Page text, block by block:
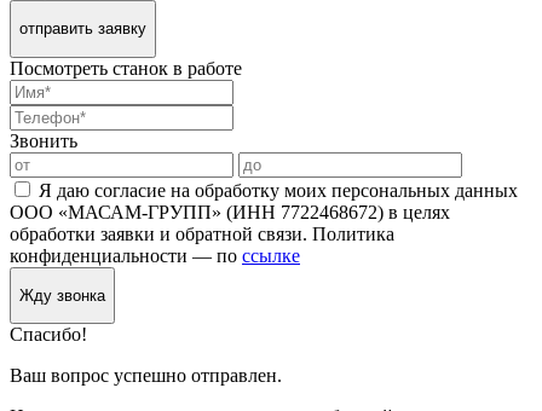
отправить заявку
Посмотреть станок в работе
Звонить
Я даю согласие на обработку моих персональных данных
ООО «МАСАМ-ГРУПП» (ИНН 7722468672) в целях
обработки заявки и обратной связи. Политика
конфиденциальности — по ссылке
Жду звонка
Спасибо!
Ваш вопрос успешно отправлен.